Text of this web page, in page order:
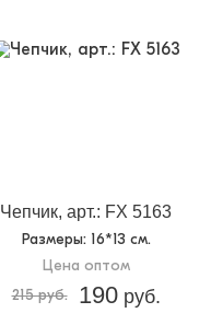
Чепчик, арт.: FX 5163
Размеры: 16*13 см.
Цена оптом
215 руб.
190руб.